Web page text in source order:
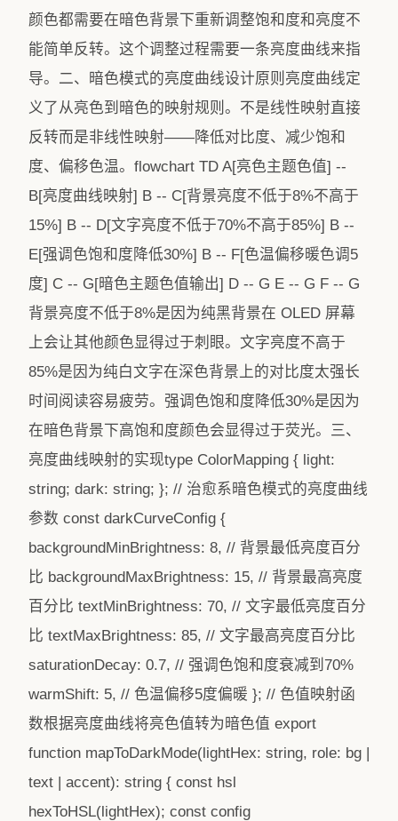
颜色都需要在暗色背景下重新调整饱和度和亮度不
能简单反转。这个调整过程需要一条亮度曲线来指
导。二、暗色模式的亮度曲线设计原则亮度曲线定
义了从亮色到暗色的映射规则。不是线性映射直接
反转而是非线性映射——降低对比度、减少饱和
度、偏移色温。flowchart TD A[亮色主题色值] --
B[亮度曲线映射] B -- C[背景亮度不低于8%不高于
15%] B -- D[文字亮度不低于70%不高于85%] B --
E[强调色饱和度降低30%] B -- F[色温偏移暖色调5
度] C -- G[暗色主题色值输出] D -- G E -- G F -- G
背景亮度不低于8%是因为纯黑背景在 OLED 屏幕
上会让其他颜色显得过于刺眼。文字亮度不高于
85%是因为纯白文字在深色背景上的对比度太强长
时间阅读容易疲劳。强调色饱和度降低30%是因为
在暗色背景下高饱和度颜色会显得过于荧光。三、
亮度曲线映射的实现type ColorMapping { light:
string; dark: string; }; // 治愈系暗色模式的亮度曲线
参数 const darkCurveConfig {
backgroundMinBrightness: 8, // 背景最低亮度百分
比 backgroundMaxBrightness: 15, // 背景最高亮度
百分比 textMinBrightness: 70, // 文字最低亮度百分
比 textMaxBrightness: 85, // 文字最高亮度百分比
saturationDecay: 0.7, // 强调色饱和度衰减到70%
warmShift: 5, // 色温偏移5度偏暖 }; // 色值映射函
数根据亮度曲线将亮色值转为暗色值 export
function mapToDarkMode(lightHex: string, role: bg |
text | accent): string { const hsl
hexToHSL(lightHex); const config